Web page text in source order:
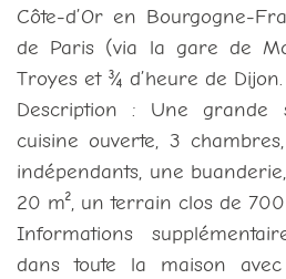
Côte-d’Or en Bourgogne-
de Paris (via la gare de
Troyes et ¾ d’heure de Dijon.
Description : Une
cuisine ouverte, 3
indépendants, une
20 m², un terrain clos de 700
Informations
dans toute la maison